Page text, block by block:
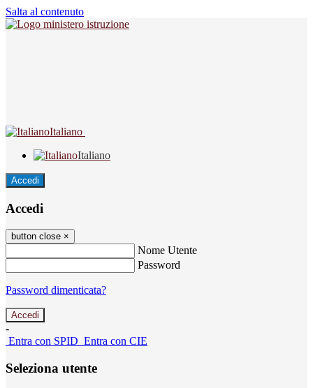
Salta al contenuto
Italiano
Italiano
Accedi
Accedi
button close ×
Nome Utente
Password
Password dimenticata?
-
Entra con SPID Entra con CIE
Seleziona utente